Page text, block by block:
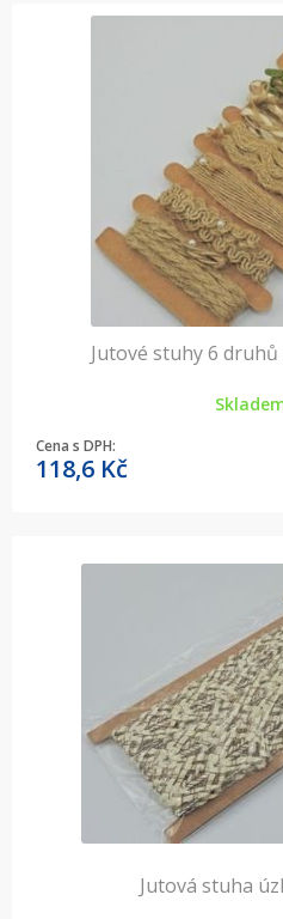
Jutové stuhy 6
Cena s DPH:
118,6 Kč
Jutová stuha